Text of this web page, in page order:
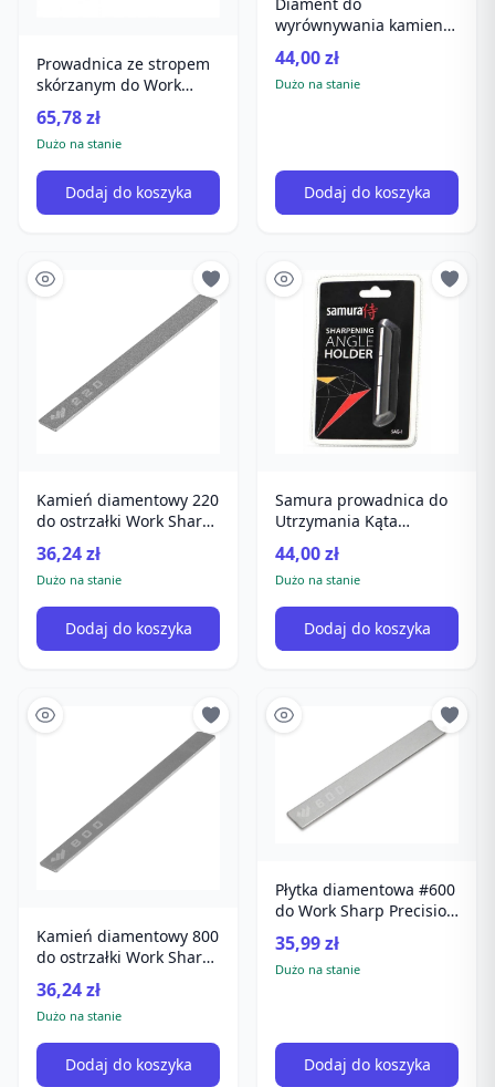
Prowadnica ze stropem
skórzanym do Work
Sharp Precision Adjust
65,78 zł
Dużo na stanie
Dodaj do koszyka
wyrównywania kamieni
wodnych Taidea TG1804
44,00 zł
Dużo na stanie
Dodaj do koszyka
Kamień diamentowy 220
do ostrzałki Work Sharp
Precision Adjust
36,24 zł
Dużo na stanie
Dodaj do koszyka
Samura prowadnica do
Utrzymania Kąta
ostrzenia
44,00 zł
Dużo na stanie
Dodaj do koszyka
Kamień diamentowy 800
do ostrzałki Work Sharp
Precision Adjust
36,24 zł
Dużo na stanie
Dodaj do koszyka
Płytka diamentowa #600
do Work Sharp Precision
35,99 zł
Dużo na stanie
Dodaj do koszyka